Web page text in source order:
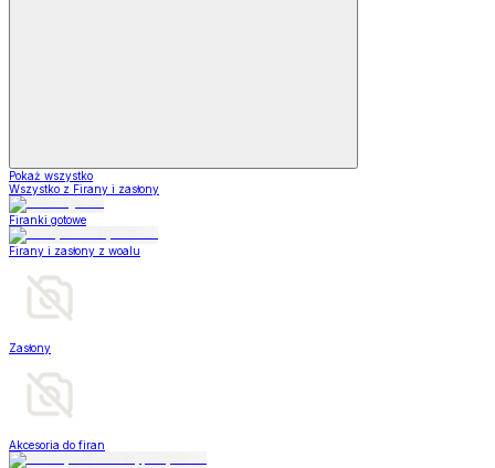
Pokaż wszystko
Wszystko z Firany i zasłony
Firanki gotowe
Firany i zasłony z woalu
Zasłony
Akcesoria do firan